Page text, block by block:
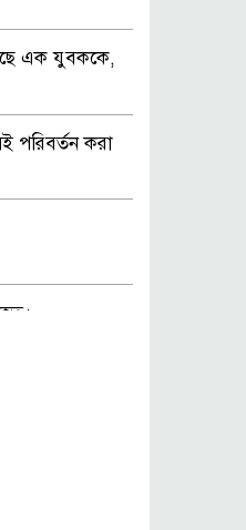
এক যুবককে,
পরিবর্তন করা